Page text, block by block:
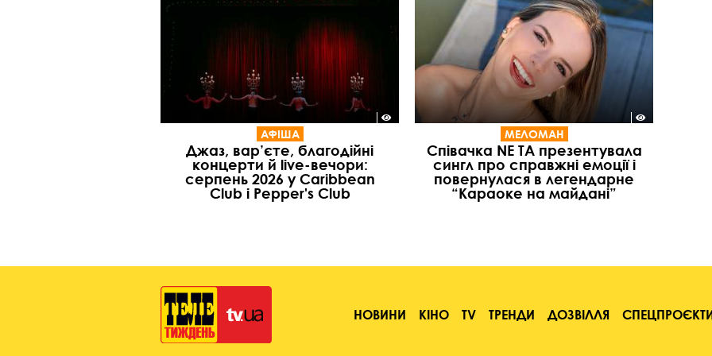
АФІША
Джаз, вар’єте, благодійні
концерти й live-вечори:
серпень 2026 у Caribbean
Club і Pepper's Club
МЕЛОМАН
Співачка NE TA презентувала
сингл про справжні емоції і
повернулася в легендарне
“Караоке на майдані”
НОВИНИ КІНО TV ТРЕНДИ ДОЗВІЛЛЯ